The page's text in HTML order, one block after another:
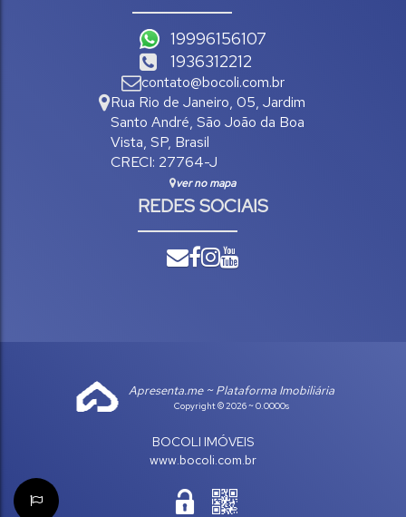
19996156107
1936312212
contato@bocoli.com.br
Rua Rio de Janeiro, 05, Jardim
Santo André, São João da Boa
Vista, SP, Brasil
CRECI: 27764-J
ver no mapa
REDES SOCIAIS
Apresenta.me ~ Plataforma Imobiliária
Copyright © 2026 ~ 0.0000s
BOCOLI IMÓVEIS
www.bocoli.com.br